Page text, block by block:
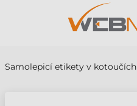
Samolepicí etikety v kotoučích